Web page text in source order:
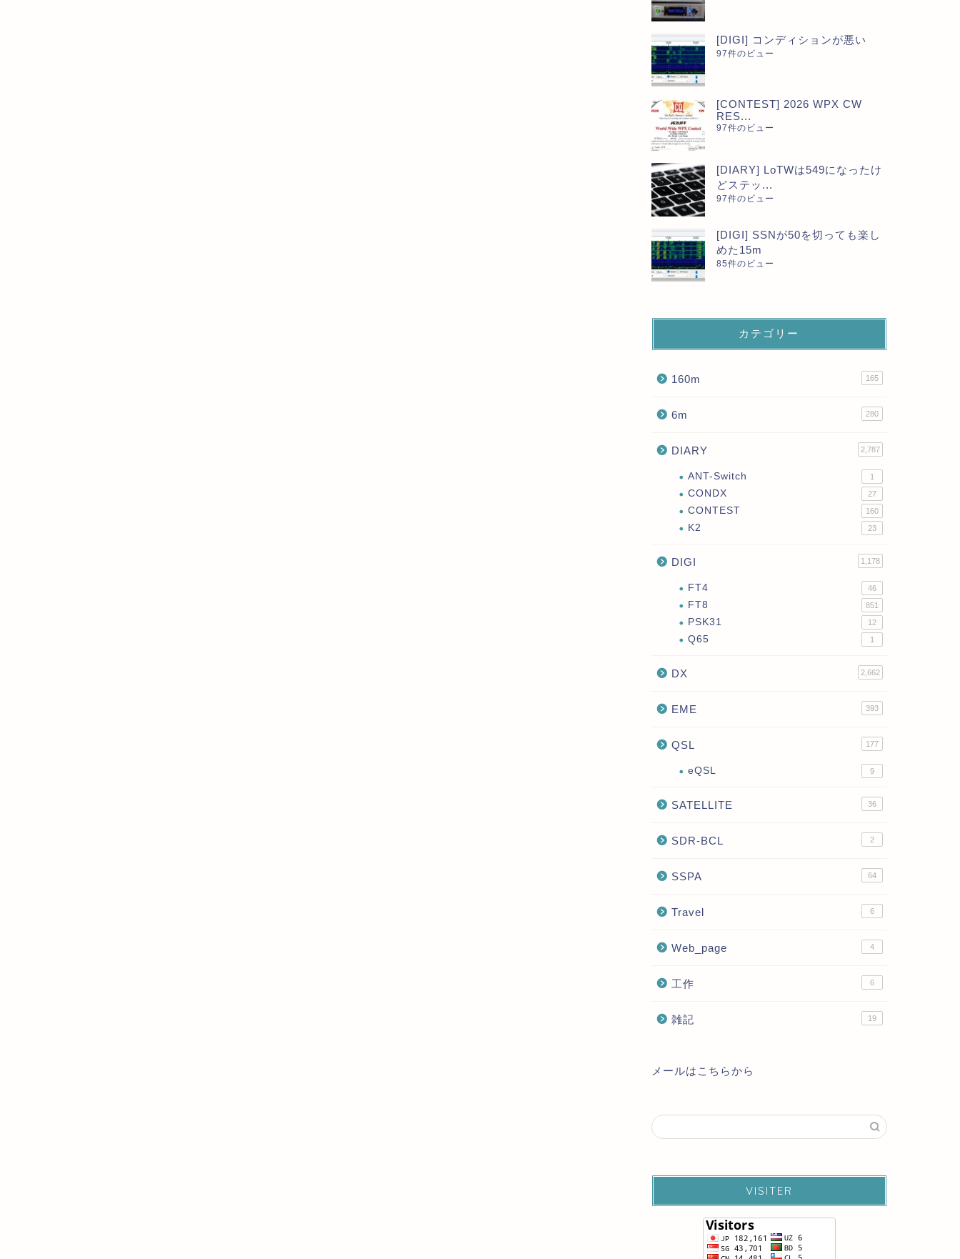
[DIGI] コンディションが悪い
97件のビュー
[CONTEST] 2026 WPX CW
RES...
97件のビュー
[DIARY] LoTWは549になったけ
どステッ...
97件のビュー
[DIGI] SSNが50を切っても楽し
めた15m
85件のビュー
カテゴリー
160m 165
6m 280
DIARY 2,787
ANT-Switch 1
CONDX 27
CONTEST 160
K2 23
DIGI 1,178
FT4 46
FT8 851
PSK31 12
Q65 1
DX 2,662
EME 393
QSL 177
eQSL 9
SATELLITE 36
SDR-BCL 2
SSPA 64
Travel 6
Web_page 4
工作 6
雑記 19
メールはこちらから
VISITER